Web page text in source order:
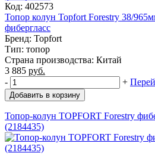
Код: 402573
Топор колун Topfort Forestry 38/
фибергласс
Бренд: Topfort
Тип: топор
Страна производства: Китай
3 885 руб.
-
+
Добавить в корзину
Топор-колун TOPFORT Forestry
(2184435)